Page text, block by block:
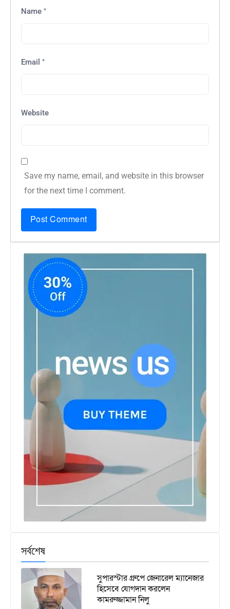
Name *
Email *
Website
Save my name, email, and website in this browser
for the next time I comment.
সর্বশেষ
সুপারস্টার গ্রুপে জেনারেল ম্যানেজার
হিসেবে যোগদান করলেন
কামরুজ্জামান নিলু